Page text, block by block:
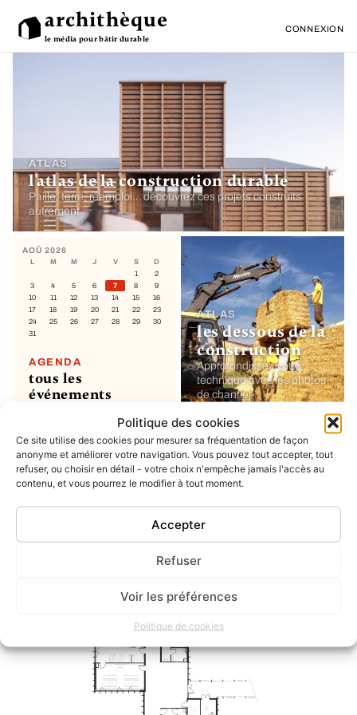
Politique des cookies
Ce site utilise des cookies pour mesurer sa fréquentation de façon
anonyme et améliorer votre navigation. Vous pouvez tout accepter, tout
refuser, ou choisir en détail - votre choix n'empêche jamais l'accès au
contenu, et vous pourrez le modifier à tout moment.
Accepter
Refuser
Voir les préférences
Politique de cookies
archithèque
le média pour bâtir durable
CONNEXION
ATLAS
l'atlas de la construction durable
Paille, terre, réemploi… découvrez ces projets construits
autrement
ATLAS
les dessous de la
construction
Approfondissez votre
technique avec les photos
de chantier
AOÛ 2026
L M M J V S
D
1
2
3
4 5 6 7 8
9
10
11 12 13 14 15
16
17
18 19 20 21 22
23
24
25 26 27 28 29
30
31
AGENDA
tous les
événements
MON COMPTE
soumettre un
projet ou un
évènement